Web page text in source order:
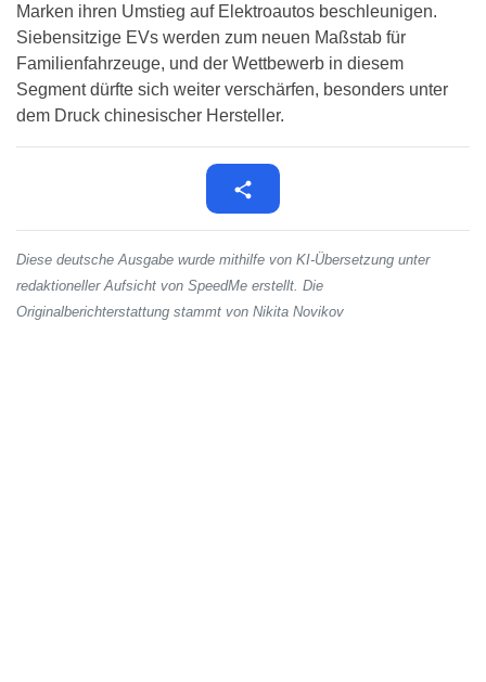
Marken ihren Umstieg auf Elektroautos beschleunigen.
Siebensitzige EVs werden zum neuen Maßstab für
Familienfahrzeuge, und der Wettbewerb in diesem
Segment dürfte sich weiter verschärfen, besonders unter
dem Druck chinesischer Hersteller.
Diese deutsche Ausgabe wurde mithilfe von KI-Übersetzung unter
redaktioneller Aufsicht von SpeedMe erstellt. Die
Originalberichterstattung stammt von Nikita Novikov